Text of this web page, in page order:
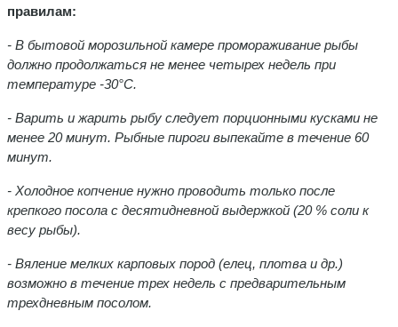
правилам:
- В бытовой морозильной камере промораживание рыбы
должно продолжаться не менее четырех недель при
температуре -30°C.
- Варить и жарить рыбу следует порционными кусками не
менее 20 минут. Рыбные пироги выпекайте в течение 60
минут.
- Холодное копчение нужно проводить только после
крепкого посола с десятидневной выдержкой (20 % соли к
весу рыбы).
- Вяление мелких карповых пород (елец, плотва и др.)
возможно в течение трех недель с предварительным
трехдневным посолом.